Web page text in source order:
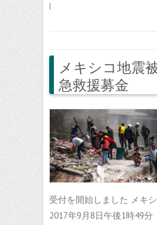
|
メキシコ地震
急救援募金
受付を開始しました メキシ
2017年9月8日午後1時49分